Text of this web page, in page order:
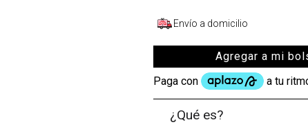
Envío a domicilio
Agregar a mi
¿Qué es?